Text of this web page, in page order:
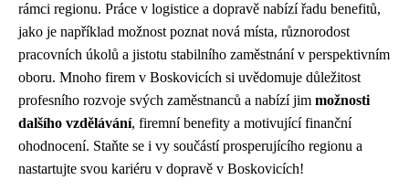
rámci regionu. Práce v logistice a dopravě nabízí řadu benefitů,
jako je například možnost poznat nová místa, různorodost
pracovních úkolů a jistotu stabilního zaměstnání v perspektivním
oboru. Mnoho firem v Boskovicích si uvědomuje důležitost
profesního rozvoje svých zaměstnanců a nabízí jim možnosti
dalšího vzdělávání, firemní benefity a motivující finanční
ohodnocení. Staňte se i vy součástí prosperujícího regionu a
nastartujte svou kariéru v dopravě v Boskovicích!